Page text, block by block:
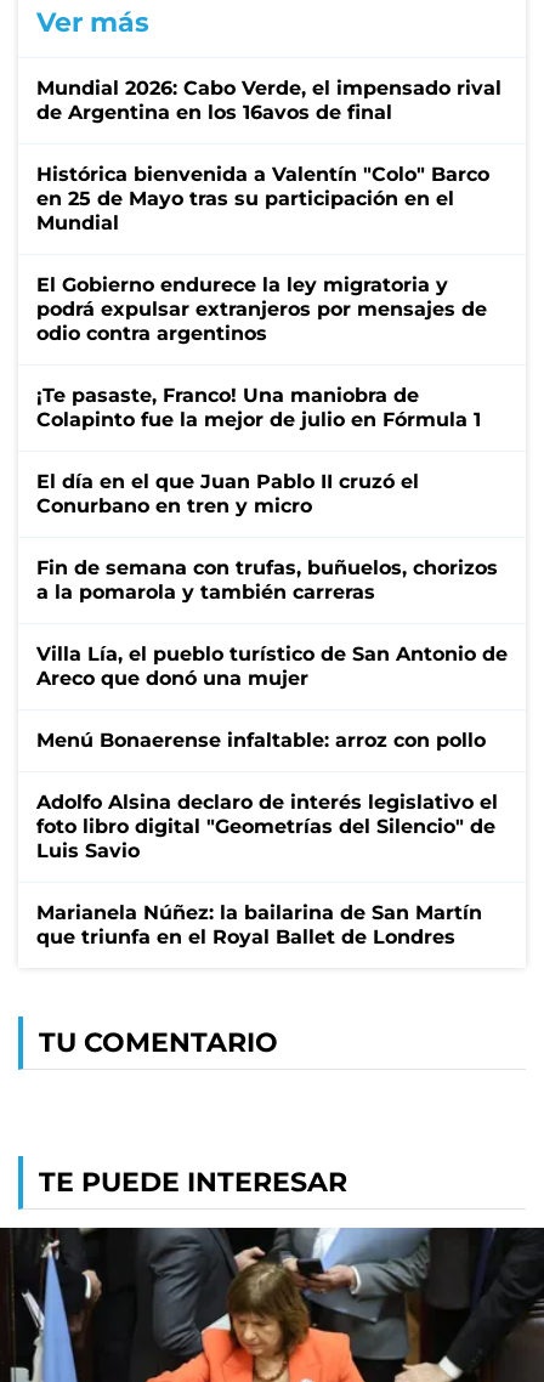
Ver más
Mundial 2026: Cabo Verde, el impensado rival
de Argentina en los 16avos de final
Histórica bienvenida a Valentín "Colo" Barco
en 25 de Mayo tras su participación en el
Mundial
El Gobierno endurece la ley migratoria y
podrá expulsar extranjeros por mensajes de
odio contra argentinos
¡Te pasaste, Franco! Una maniobra de
Colapinto fue la mejor de julio en Fórmula 1
El día en el que Juan Pablo II cruzó el
Conurbano en tren y micro
Fin de semana con trufas, buñuelos, chorizos
a la pomarola y también carreras
Villa Lía, el pueblo turístico de San Antonio de
Areco que donó una mujer
Menú Bonaerense infaltable: arroz con pollo
Adolfo Alsina declaro de interés legislativo el
foto libro digital "Geometrías del Silencio" de
Luis Savio
Marianela Núñez: la bailarina de San Martín
que triunfa en el Royal Ballet de Londres
TU COMENTARIO
TE PUEDE INTERESAR